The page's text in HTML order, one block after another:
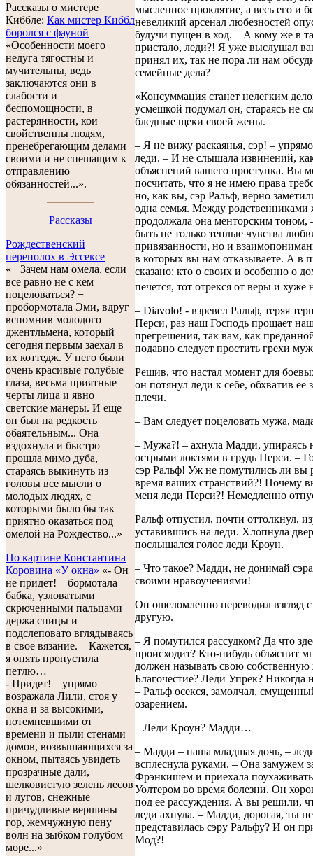
Рассказы о мистере
Киббле: Как мистер Киббл
боролся с фауной
«Особенности моего
недуга тягостны и
мучительны, ведь
заключаются они в
слабости и
беспомощности, в
растерянности, кои
свойственны людям,
пренебрегающим делами
своими и не спешащим к
отправлению
обязанностей...».
Рассказы
Рождественский
переполох в Эссексе
«− Зачем нам омела, если
все равно не с кем
поцеловаться? −
пробормотала Эми, вдруг
вспомнив молодого
джентльмена, который
сегодня первым заехал в
их коттедж. У него были
очень красивые голубые
глаза, весьма приятные
черты лица и явно
светские манеры. И еще
он был на редкость
обаятельным... Она
вздохнула и быстро
прошла мимо дуба,
стараясь выкинуть из
головы все мысли о
молодых людях, с
которыми было бы так
приятно оказаться под
омелой на Рождество...»
По картине Константина
Коровина «У окна» «- Он
не придет! – бормотала
бабка, узловатыми
скрюченными пальцами
держа спицы и
подслеповато вглядываясь
в свое вязание. – Кажется,
я опять пропустила
петлю…
- Придет! – упрямо
возражала Лили, стоя у
окна и за высокими,
потемневшими от
времени и пыли стенами
домов, возвышающихся за
окном, пытаясь увидеть
прозрачные дали,
шелковистую зелень лесов
и лугов, снежные
причудливые вершины
гор, жемчужную пену
волн на зыбком голубом
море...»
мысленное проклятие, а весь его и
невеликий арсенал любезностей
будучи пущен в ход. – А кому же в
пристало, леди?! Я уже выслушал
принял их, так не пора ли нам
семейные дела?
«Консуммация станет нелегким
усмешкой подумал он, стараясь не
бледные щеки своей жены.
– Я не вижу раскаянья, сэр! –
леди. – И не слышала извинений,
объяснений вашего проступка. Вы
посчитать, что я не имею права
но, как вы, сэр Ральф, верно
одна семья. Между родственниками
продолжала она менторским
быть не только теплые чувства
привязанности, но и
в которых вы нам отказываете. А в
сказано: кто о своих и особенно о
печется, тот отрекся от веры и хуже
– Diavolo! - взревел Ральф, теряя
Перси, раз наш Господь прощает
прегрешения, так вам, как
подавно следует простить грехи
Решив, что настал момент для
он потянул леди к себе, обхватив ее
плечи.
– Вам следует поцеловать мужа,
– Мужа?! – ахнула Мадди, упираясь
острыми локтями в грудь Перси. –
сэр Ральф! Уж не помутились ли вы
время ваших странствий?! Почему
меня леди Перси?! Немедленно
Ральф отпустил, почти оттолкнул,
уставившись на леди. Хлопнула
послышался голос леди Кроун.
– Что такое? Мадди, не донимай
своими нравоучениями!
Он ошеломленно переводил взгляд
другую.
– Я помутился рассудком? Да что
происходит? Кто-нибудь объяснит
должен называть свою
Благочестие? Леди Упрек? Никогда
– Ральф осекся, замолчал,
озарением.
– Леди Кроун? Мадди…
– Мадди – наша младшая дочь, –
всплеснула руками. – Она замужем
Фрэнкишем и приехала поухаживать
Уолтером во время болезни. Он
под ее рассуждения. А вы решили,
леди ахнула. – Мадди, дорогая, ты не
представилась сэру Ральфу? И он
Мод?!